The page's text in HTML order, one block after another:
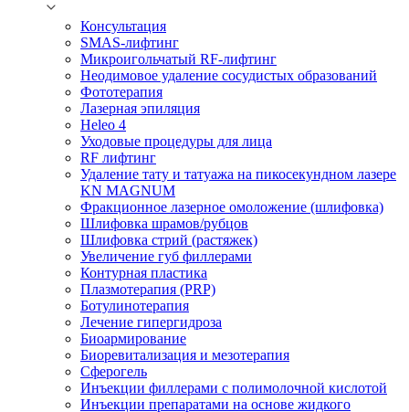
Консультация
SMAS-лифтинг
Микроигольчатый RF-лифтинг
Неодимовое удаление сосудистых образований
Фототерапия
Лазерная эпиляция
Heleo 4
Уходовые процедуры для лица
RF лифтинг
Удаление тату и татуажа на пикосекундном лазере
KN MAGNUM
Фракционное лазерное омоложение (шлифовка)
Шлифовка шрамов/рубцов
Шлифовка стрий (растяжек)
Увеличение губ филлерами
Контурная пластика
Плазмотерапия (PRP)
Ботулинотерапия
Лечение гипергидроза
Биоармирование
Биоревитализация и мезотерапия
Сферогель
Инъекции филлерами с полимолочной кислотой
Инъекции препаратами на основе жидкого